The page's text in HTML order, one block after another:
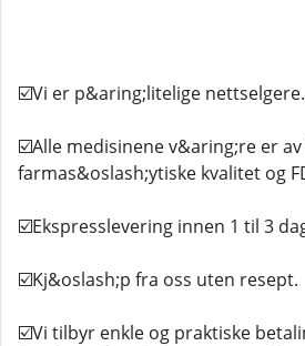
☑️Vi er p&aring;litelige nettselgere.
☑️Alle medisinene v&aring;re er
farmas&oslash;ytiske kvalitet og
☑️Ekspresslevering innen 1 til 3
☑️Kj&oslash;p fra oss uten resept.
☑️Vi tilbyr enkle og praktiske